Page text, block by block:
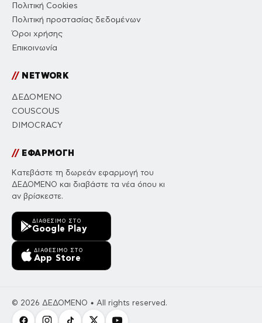
Πολιτική Cookies
Πολιτική προστασίας δεδομένων
Όροι χρήσης
Επικοινωνία
//NETWORK
ΔΕΔΟΜΕΝΟ
COUSCOUS
DIMOCRACY
//ΕΦΑΡΜΟΓΗ
Κατεβάστε τη δωρεάν εφαρμογή του
ΔΕΔΟΜΕΝΟ και διαβάστε τα νέα όπου κι
αν βρίσκεστε.
ΔΙΑΘΈΣΙΜΟ ΣΤΟ
Google Play
ΔΙΑΘΈΣΙΜΟ ΣΤΟ
App Store
© 2026 ΔΕΔΟΜΕΝΟ • All rights reserved.